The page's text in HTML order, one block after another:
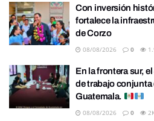
Con inversión
fortalece la
de Corzo
08/08/2026 0
En la frontera sur,
de trabajo
Guatemala.
08/08/2026 0